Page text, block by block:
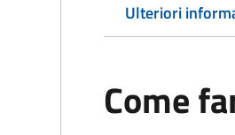
Ulteriori
Come